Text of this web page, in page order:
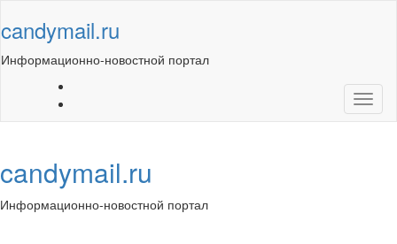
to
content
candymail.ru
Информационно-новостной портал
candymail.ru
Информационно-новостной портал